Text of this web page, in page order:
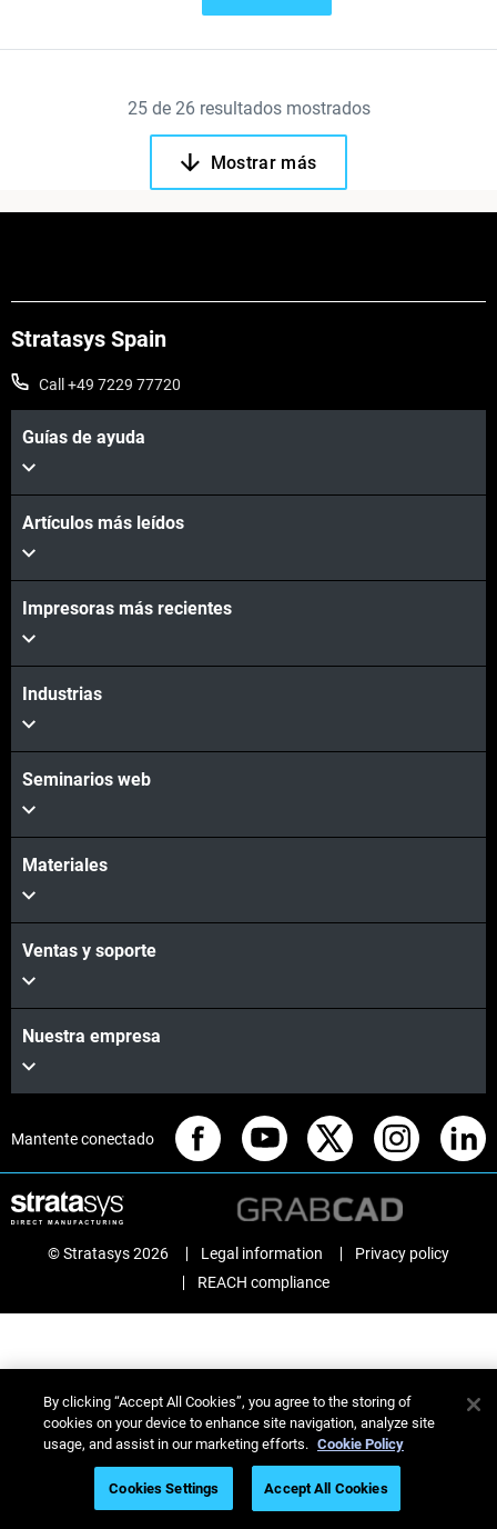
25de 26resultados mostrados
Mostrar más
Stratasys Spain
Call +49 7229 77720
Guías de ayuda
Artículos más leídos
Impresoras más recientes
Industrias
Seminarios web
Materiales
Ventas y soporte
Nuestra empresa
Mantente conectado
© Stratasys 2026 Legal information
Privacy policy
REACH compliance
By clicking “Accept All Cookies”, you agree to the storing of
cookies on your device to enhance site navigation, analyze site
usage, and assist in our marketing efforts. Cookie Policy
Cookies Settings Accept All Cookies